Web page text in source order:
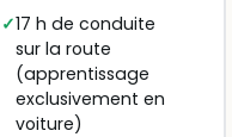
17 h de conduite
sur la route
(apprentissage
exclusivement en
voiture)